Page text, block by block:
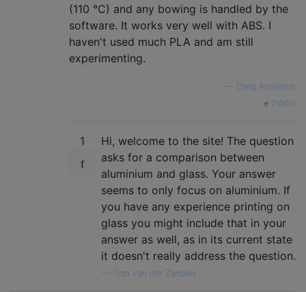
(110 °C) and any bowing is handled by the
software. It works very well with ABS. I
haven't used much PLA and am still
experimenting.
Craig Anderson
źródło
1
Hi, welcome to the site! The question
asks for a comparison between
aluminium and glass. Your answer
seems to only focus on aluminium. If
you have any experience printing on
glass you might include that in your
answer as well, as in its current state
it doesn't really address the question.
Tom van der Zanden